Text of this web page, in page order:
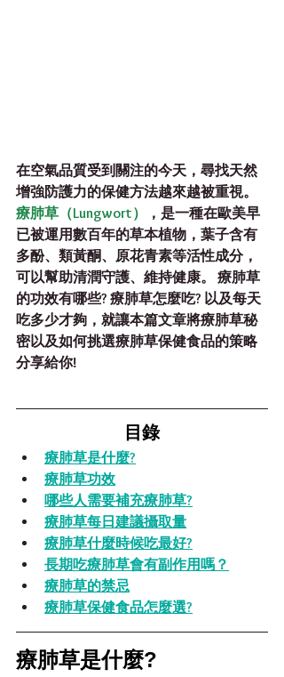
在空氣品質受到關注的今天，尋找天然
增強防護力的保健方法越來越被重視。
療肺草（Lungwort）
，是一種在歐美早
已被運用數百年的草本植物，葉子含有
多酚、類黃酮、原花青素等活性成分，
可以幫助清潤守護、維持健康。 療肺草
的功效有哪些? 療肺草怎麼吃? 以及每天
吃多少才夠，就讓本篇文章將療肺草秘
密以及如何挑選療肺草保健食品的策略
分享給你!
目錄
療肺草是什麼?
療肺草功效
哪些人需要補充療肺草?
療肺草每日建議攝取量
療肺草什麼時候吃最好?
長期吃療肺草會有副作用嗎？
療肺草的禁忌
療肺草保健食品怎麼選?
療肺草是什麼?